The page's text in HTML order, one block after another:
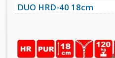
DUO HRD-40 18cm